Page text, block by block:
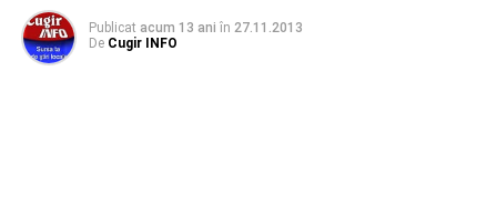
Publicat acum 13 ani în 27.11.2013
De Cugir INFO